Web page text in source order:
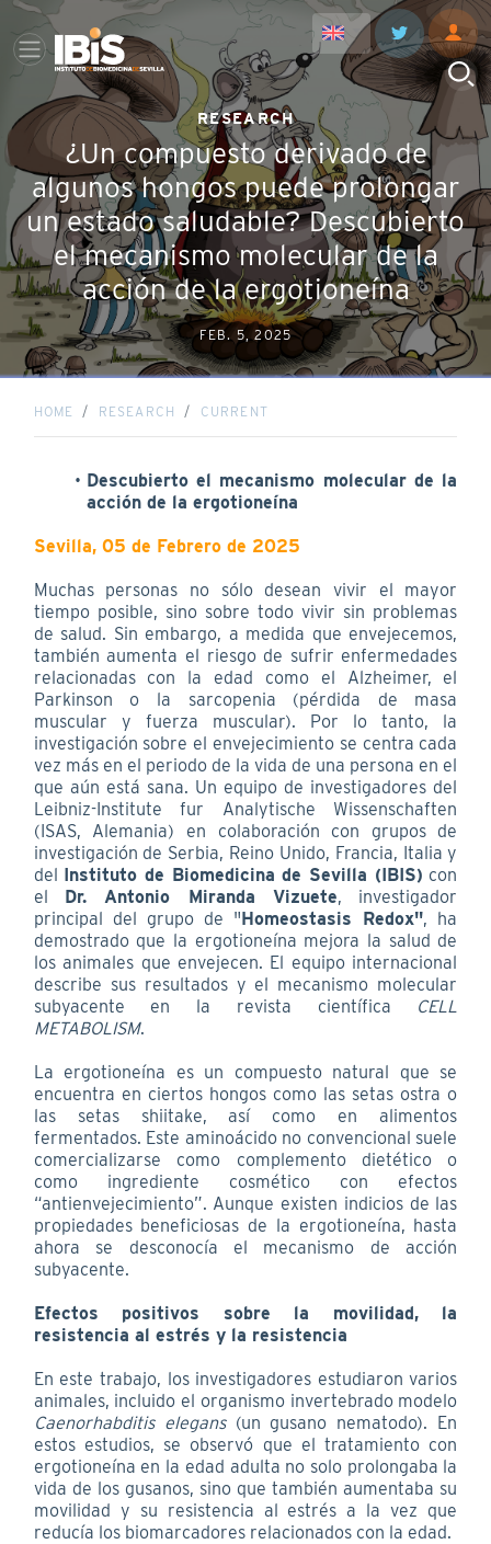
RESEARCH
¿Un compuesto derivado de
algunos hongos puede prolongar
un estado saludable? Descubierto
el mecanismo molecular de la
acción de la ergotioneína
FEB. 5, 2025
HOME RESEARCH CURRENT
Descubierto el mecanismo molecular de la
acción de la ergotioneína
Sevilla, 05 de Febrero de 2025
Muchas personas no sólo desean vivir el mayor
tiempo posible, sino sobre todo vivir sin problemas
de salud. Sin embargo, a medida que envejecemos,
también aumenta el riesgo de sufrir enfermedades
relacionadas con la edad como el Alzheimer, el
Parkinson o la sarcopenia (pérdida de masa
muscular y fuerza muscular). Por lo tanto, la
investigación sobre el envejecimiento se centra cada
vez más en el periodo de la vida de una persona en el
que aún está sana. Un equipo de investigadores del
Leibniz-Institute fur Analytische Wissenschaften
(ISAS, Alemania) en colaboración con grupos de
investigación de Serbia, Reino Unido, Francia, Italia y
del Instituto de Biomedicina de Sevilla (IBIS) con
el Dr. Antonio Miranda Vizuete, investigador
principal del grupo de "Homeostasis Redox", ha
demostrado que la ergotioneína mejora la salud de
los animales que envejecen. El equipo internacional
describe sus resultados y el mecanismo molecular
subyacente en la revista científica CELL
METABOLISM.
La ergotioneína es un compuesto natural que se
encuentra en ciertos hongos como las setas ostra o
las setas shiitake, así como en alimentos
fermentados. Este aminoácido no convencional suele
comercializarse como complemento dietético o
como ingrediente cosmético con efectos
“antienvejecimiento”. Aunque existen indicios de las
propiedades beneficiosas de la ergotioneína, hasta
ahora se desconocía el mecanismo de acción
subyacente.
Efectos positivos sobre la movilidad, la
resistencia al estrés y la resistencia
En este trabajo, los investigadores estudiaron varios
animales, incluido el organismo invertebrado modelo
Caenorhabditis elegans(un gusano nematodo). En
estos estudios, se observó que el tratamiento con
ergotioneína en la edad adulta no solo prolongaba la
vida de los gusanos, sino que también aumentaba su
movilidad y su resistencia al estrés a la vez que
reducía los biomarcadores relacionados con la edad.